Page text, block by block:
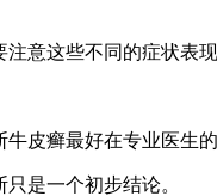
意这些不同的症状表现
皮癣最好在专业医生的
是一个初步结论。